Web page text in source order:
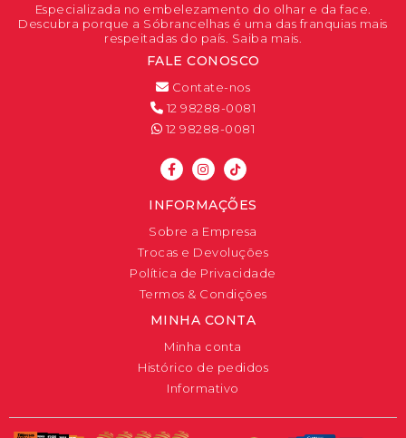
Especializada no embelezamento do olhar e da face.
Descubra porque a Sóbrancelhas é uma das franquias mais
respeitadas do país. Saiba mais.
FALE CONOSCO
Contate-nos
12 98288-0081
12 98288-0081
INFORMAÇÕES
Sobre a Empresa
Trocas e Devoluções
Política de Privacidade
Termos & Condições
MINHA CONTA
Minha conta
Histórico de pedidos
Informativo